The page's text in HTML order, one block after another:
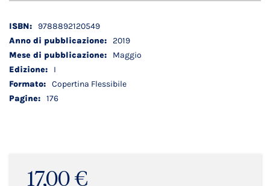
17,00 €
Dettagli
tecnici
9788892120549
2019
Maggio
I
Copertina Flessibile
176